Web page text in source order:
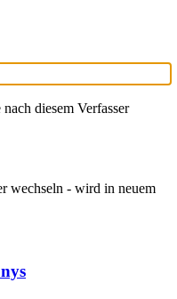
nach diesem Verfasser
wechseln - wird in neuem